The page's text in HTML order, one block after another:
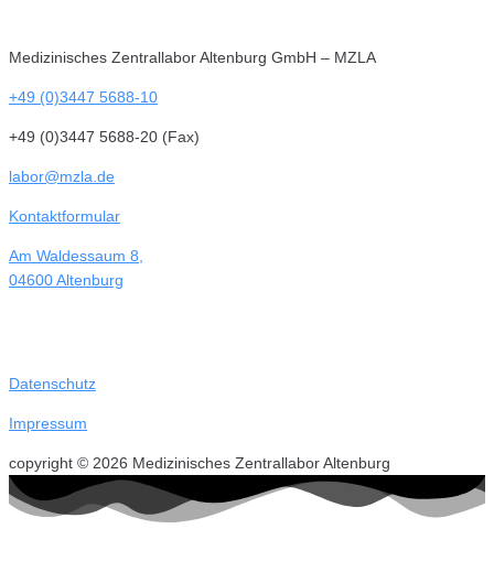
Medizinisches Zentrallabor Altenburg GmbH – MZLA
+49 (0)3447 5688-10
+49 (0)3447 5688-20 (Fax)
labor@mzla.de
Kontaktformular
Am Waldessaum 8,
04600 Altenburg
Datenschutz
Impressum
copyright © 2026 Medizinisches Zentrallabor Altenburg